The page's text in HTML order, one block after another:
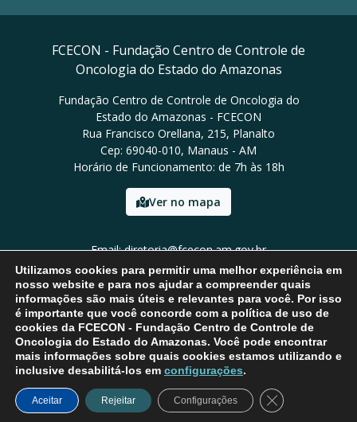
FCECON - Fundação Centro de Controle de
Oncologia do Estado do Amazonas
Fundação Centro de Controle de Oncologia do
Estado do Amazonas - FCECON
Rua Francisco Orellana, 215, Planalto
Cep: 69040-010, Manaus - AM
Horário de Funcionamento: de 7h às 18h
Ver no mapa
Email: diretoria@fcecon.am.gov.br
Tel: (92) 3024-0420 / 3024-0421
Utilizamos cookies para permitir uma melhor experiência em
nosso website e para nos ajudar a compreender quais
informações são mais úteis e relevantes para você. Por isso
é importante que você concorde com a política de uso de
cookies da FCECON - Fundação Centro de Controle de
Oncologia do Estado do Amazonas. Você pode encontrar
mais informações sobre quais cookies estamos utilizando e
inclusive desabilitá-los em configurações.
Aceitar Rejeitar Configurações Close GDPR